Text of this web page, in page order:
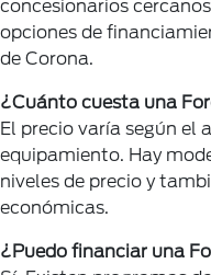
concesionarios
opciones de
de Corona.
¿Cuánto cuesta una
El precio varía según el
equipamiento. Hay
niveles de precio y
económicas.
¿Puedo financiar una